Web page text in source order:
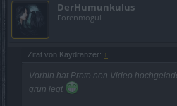
DerHumunkulus
Forenmogul
Zitat von Kaydranzer: ↑
Vorhin hat Proto nen Video
grün legt